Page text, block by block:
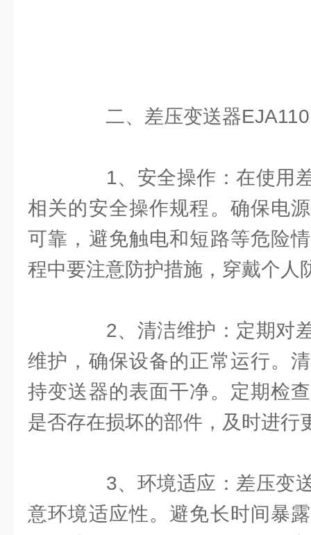
二、差压变送器
1、安全操作：在使用差
相关的安全操作规程。确保电
可靠，避免触电和短路等危险
程中要注意防护措施，穿戴个人
2、清洁维护：定期对差
维护，确保设备的正常运行。
持变送器的表面干净。定期检
是否存在损坏的部件，及时进行
3、环境适应：差压变送
意环境适应性。避免长时间暴